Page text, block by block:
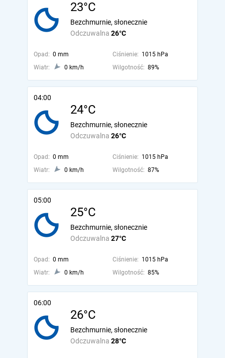
23°C
Odczuwalna 26°C
Bezchmurnie, słonecznie
Opad: 0 mm Ciśnienie: 1015 hPa
Wiatr:
0 km/h Wilgotność: 89%
04:00
24°C
Odczuwalna 26°C
Bezchmurnie, słonecznie
Opad: 0 mm Ciśnienie: 1015 hPa
Wiatr:
0 km/h Wilgotność: 87%
05:00
25°C
Odczuwalna 27°C
Bezchmurnie, słonecznie
Opad: 0 mm Ciśnienie: 1015 hPa
Wiatr:
0 km/h Wilgotność: 85%
06:00
26°C
Odczuwalna 28°C
Bezchmurnie, słonecznie